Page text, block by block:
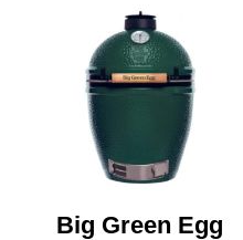
Big Green Egg